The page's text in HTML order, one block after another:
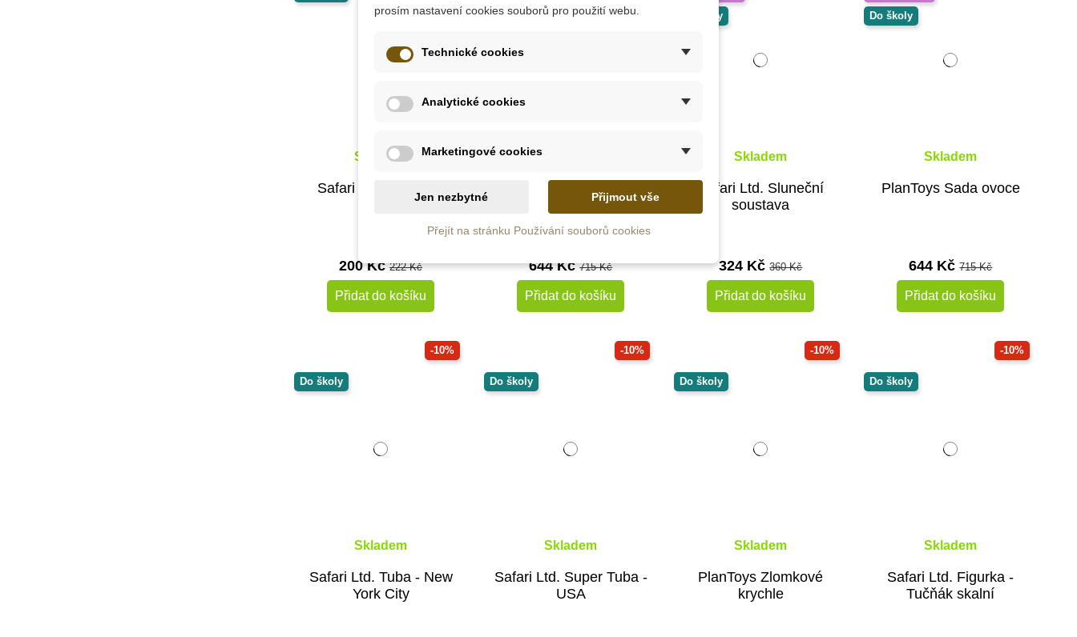
Skladem
Safari Ltd. Figurka -
200 Kč222 Kč
Přidat do košíku
PlanToys Sada zeleniny
644 Kč715 Kč
Přidat do košíku
Do školy
Skladem
Safari Ltd. Sluneční
soustava
324 Kč360 Kč
Přidat do košíku
Do školy
Skladem
PlanToys Sada ovoce
644 Kč715 Kč
Přidat do košíku
-10%
Do školy
Skladem
Safari Ltd. Tuba - New
York City
-10%
Do školy
Skladem
Safari Ltd. Super Tuba -
USA
-10%
Do školy
Skladem
PlanToys Zlomkové
krychle
-10%
Do školy
Skladem
Safari Ltd. Figurka -
Tučňák skalní
prosím nastavení cookies souborů pro použití webu.
Technické cookies
Analytické cookies
Marketingové cookies
Jen nezbytné Přijmout vše
Přejít na stránku Používání souborů cookies